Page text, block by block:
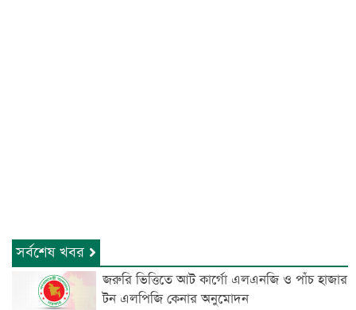
সর্বশেষ খবর
জরুরি ভিত্তিতে আট কার্গো এলএনজি ও পাঁচ হাজার
টন এলপিজি কেনার অনুমোদন